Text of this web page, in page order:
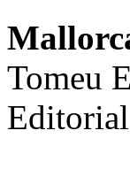
M
Tomeu